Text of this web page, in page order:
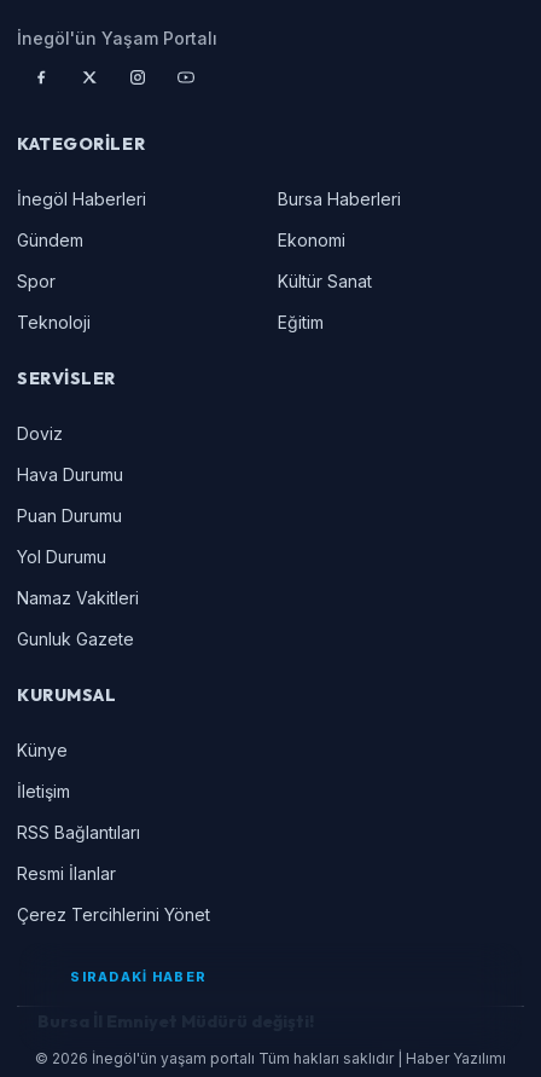
İnegöl'ün Yaşam Portalı
KATEGORILER
İnegöl Haberleri
Bursa Haberleri
Gündem
Ekonomi
Spor
Kültür Sanat
Teknoloji
Eğitim
SERVISLER
Doviz
Hava Durumu
Puan Durumu
Yol Durumu
Namaz Vakitleri
Gunluk Gazete
KURUMSAL
Künye
İletişim
RSS Bağlantıları
Resmi İlanlar
Çerez Tercihlerini Yönet
© 2026 İnegöl'ün yaşam portalı Tüm hakları saklıdır | Haber Yazılımı
SIRADAKİ HABER